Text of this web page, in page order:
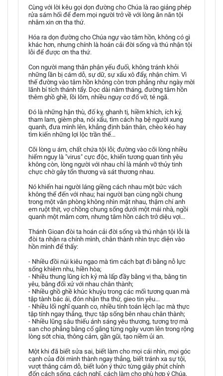
Cùng với lời kêu gọi dọn đường cho Chúa là rao giảng phép
rửa sám hối để đem mọi người trở về với lòng ăn năn tội
nhằm xin ơn tha thứ.
Hóa ra dọn đường cho Chúa ngự vào tâm hồn, không có gì
khác hơn, nhưng chính là hoán cải đời sống và thú nhận tội
lỗi để được ơn tha thứ.
Con người mang thân phận yếu đuối, không tránh khỏi
những lần bị cám dỗ, sự dữ, sự xấu xô đẩy, nhận chìm. Vì
thế đường vào tâm hồn không còn trơn phẳng như ngày mời
lãnh bí tích thánh tẩy. Dọc dài năm tháng, đường tâm hồn
thêm ghồ ghề, lồi lõm, nhiều nguy cơ đổ vỡ, té ngã.
Đó là những hận thù, đố kỵ, ghanh tị, hiềm khích, ích kỷ,
tham lam, gièm pha, nói xấu, tìm cách hạ bệ người xung
quanh, đưa mình lên, khẳng định bản thân, chèo kéo hay
tìm kiến những lợi lộc trần thế...
Cõi lòng u ám, chất chứa tội lỗi; đường vào cõi lòng nhiều
hiểm nguy là "virus" cực độc, khiến tương quan tình yêu
không còn, lòng người với nhau chỉ là mảnh vỡ thủy tinh
chực chờ gây tổn thương và sát thương nhau.
Nó khiến hai người láng giềng cách nhau một bức vách
không thể đến với nhau; hai người bạn cùng ngồi chung
trong một văn phòng không nhìn mặt nhau, thậm chí anh
em ruột thịt, vợ chồng chung sống dưới một mái nhà, ngồi
quanh một mâm cơm, nhưng tâm hồn cách trở diệu vợi...
Thánh Gioan đòi ta hoán cải đời sống và thú nhận tội lỗi là
đòi ta nhận ra chính mình, chân thành nhìn trực diện vào
hồn mình để thấy:
- Nhiều đồi núi kiêu ngạo mà tìm cách bạt đi bằng nỗ lực
sống khiêm nhu, hiền hòa;
- Nhiều thung lũng ích kỷ mà lấp đầy bằng vị tha, bằng tin
yêu, bằng đối xử với nhau chân thành;
- Nhiều ghồ ghề khúc khuỷu trong các mối tương quan mà
tập tành bác ái, đón nhận tha thứ, gieo tin yêu...
- Nhiều lối nghĩ quanh co, nhiều tính toán lệch lạc mà thực
tập tính ngay thẳng, thực tập sống bên nhau chân thành;
- Nhiều lũng sâu thiếu ánh sáng yêu thương, tương trợ mà
san cho phẳng bằng cố gắng từng ngày vươn lên trong rộng
lòng sớt chia, thông cảm, gần gũi, tạo niềm ủi an.
Một khi đã biết sửa sai, biết làm cho mọi cái nhìn, mọi góc
cạnh của đời mình thành ngay thẳng, biết tránh xa sự tội,
vượt thắng cám dỗ, biết luôn ý thức từng giây phút chỉnh
đốn cách sống, cách nghĩ, cách làm cho phù hợp ý Chúa,